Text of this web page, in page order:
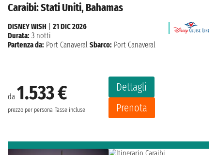
Caraibi: Stati Uniti, Bahamas
da 1.533 €
prezzo per persona Tasse incluse
Dettagli
Prenota
DISNEY WISH
21 DIC 2026
Durata: 3 notti
Partenza da: Port Canaveral Sbarco: Port Canaveral